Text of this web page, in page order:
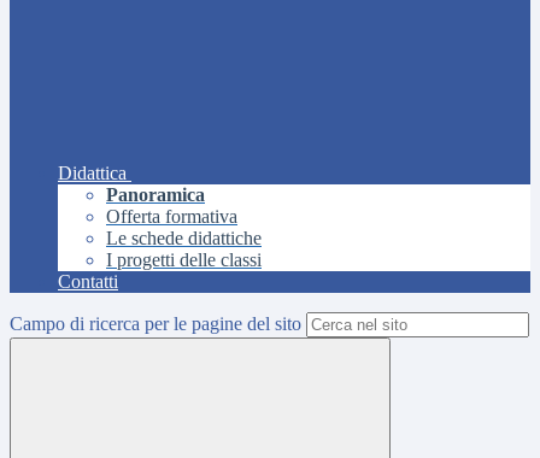
Didattica
Panoramica
Offerta formativa
Le schede didattiche
I progetti delle classi
Contatti
Campo di ricerca per le pagine del sito